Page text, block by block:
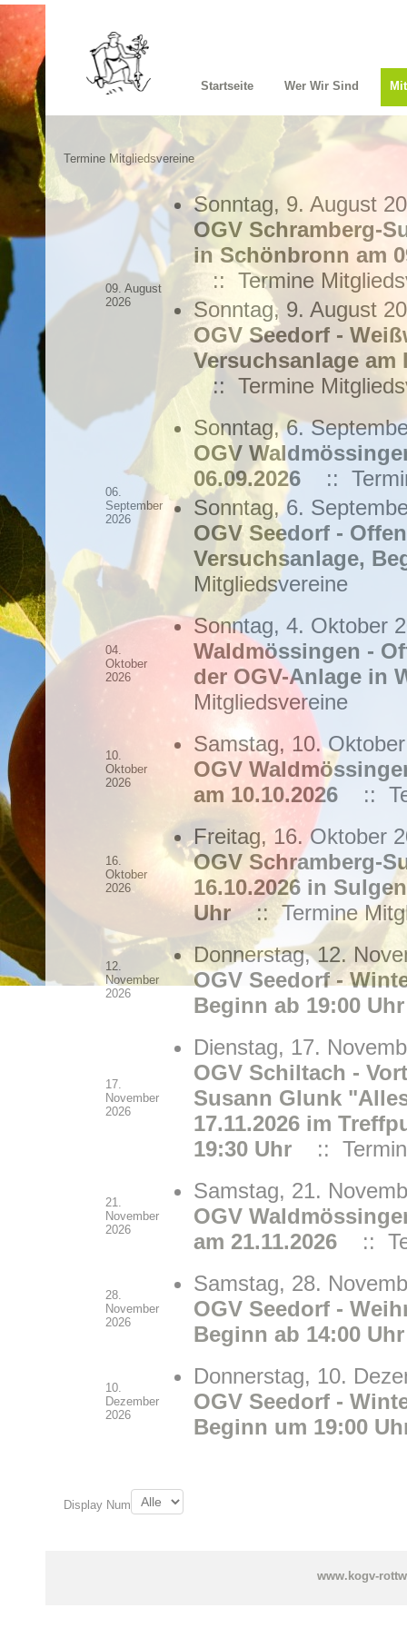
Startseite Wer Wir Sind
Termine Mitgliedsvereine
09. August
2026
Sonntag, 9. August
OGV Schramberg-
in Schönbronn am
:: Termine
Sonntag, 9. August
OGV Seedorf -
Versuchsanlage am
:: Termine
06.
September
2026
Sonntag, 6.
OGV
06.09.2026
::
Sonntag, 6.
OGV Seedorf -
Versuchsanlage,
Mitgliedsvereine
04.
Oktober
2026
Sonntag, 4. Oktober
Waldmössingen -
der OGV-Anlage in
Mitgliedsvereine
10.
Oktober
2026
Samstag, 10.
OGV
am 10.10.2026
::
16.
Oktober
2026
Freitag, 16. Oktober
OGV Schramberg-
16.10.2026 in
Uhr :: Termine
12.
November
2026
Donnerstag, 12.
OGV Seedorf -
Beginn ab 19:00 Uhr
17.
November
2026
Dienstag, 17.
OGV Schiltach -
Susann Glunk
17.11.2026 im
19:30 Uhr
::
21.
November
2026
Samstag, 21.
OGV
am 21.11.2026
::
28.
November
2026
Samstag, 28.
OGV Seedorf -
Beginn ab 14:00 Uhr
10.
Dezember
2026
Donnerstag, 10.
OGV Seedorf -
Beginn um 19:00
Limite der Paginierungsliste
Display Num
www.kogv-